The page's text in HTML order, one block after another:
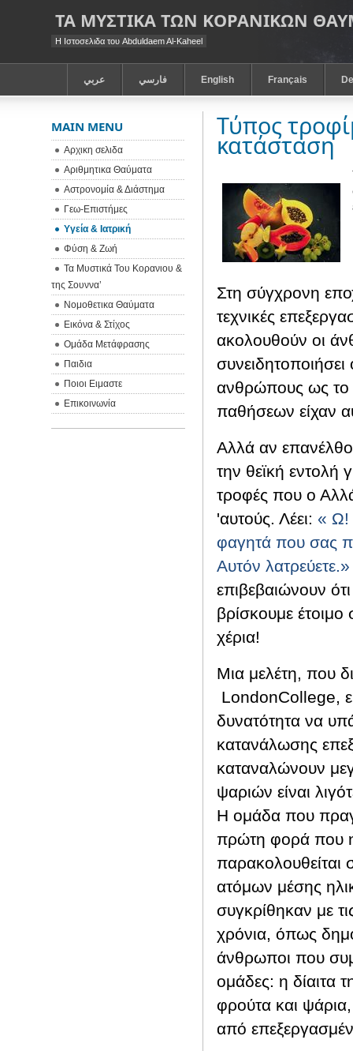
ΤΑ ΜΥΣΤΙΚΑ ΤΩΝ ΚΟΡΑΝΙΚΩΝ
Η Ιστοσελιδα του Abduldaem Al-Kaheel
عربي فارسي English Français
Τύπος
κατάσταση
Στη σύγχρονη
τεχνικές
ακολουθούν οι
ανθρώπους ως το
παθήσεων είχαν
Αλλά αν
την θεϊκή εντολή
τροφές που ο
'αυτούς. Λέει: « Ω!
φαγητά που σας
Αυτόν λατρεύετε.»
επιβεβαιώνουν
βρίσκουμε
χέρια!
Μια μελέτη, που
LondonCollege,
δυνατότητα να
κατανάλωσης
καταναλώνουν
ψαριών είναι
Η ομάδα που
πρώτη φορά που η
παρακολουθείται
ατόμων μέσης
συγκρίθηκαν με
χρόνια, όπως
άνθρωποι που
ομάδες: η δίαιτα
φρούτα και
από
MAIN MENU
Αρχικη σελιδα
Αριθμητικα Θαύματα
Αστρονομία & Διάστημα
Γεω-Eπιστήμες
Υγεία & Ιατρική
Φύση & Ζωή
Τα Μυστικά Του Κορανιου &
της Σουννα’
Νομοθετικα Θαύματα
Εικόνα & Στίχος
Ομάδα Μετάφρασης
Παιδια
Ποιοι Ειμαστε
Επικοινωνία